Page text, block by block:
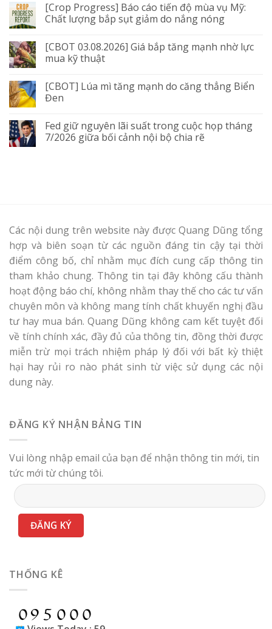
[Crop Progress] Báo cáo tiến độ mùa vụ Mỹ:
Chất lượng bắp sụt giảm do nắng nóng
[CBOT 03.08.2026] Giá bắp tăng mạnh nhờ lực
mua kỹ thuật
[CBOT] Lúa mì tăng mạnh do căng thẳng Biển
Đen
Fed giữ nguyên lãi suất trong cuộc họp tháng
7/2026 giữa bối cảnh nội bộ chia rẽ
Các nội dung trên website này được Quang Dũng tổng
hợp và biên soạn từ các nguồn đáng tin cậy tại thời
điểm công bố, chỉ nhằm mục đích cung cấp thông tin
tham khảo chung. Thông tin tại đây không cấu thành
hoạt động báo chí, không nhằm thay thế cho các tư vấn
chuyên môn và không mang tính chất khuyến nghị đầu
tư hay mua bán. Quang Dũng không cam kết tuyệt đối
về tính chính xác, đầy đủ của thông tin, đồng thời được
miễn trừ mọi trách nhiệm pháp lý đối với bất kỳ thiệt
hại hay rủi ro nào phát sinh từ việc sử dụng các nội
dung này.
ĐĂNG KÝ NHẬN BẢNG TIN
Vui lòng nhập email của bạn để nhận thông tin mới, tin
tức mới từ chúng tôi.
THỐNG KÊ